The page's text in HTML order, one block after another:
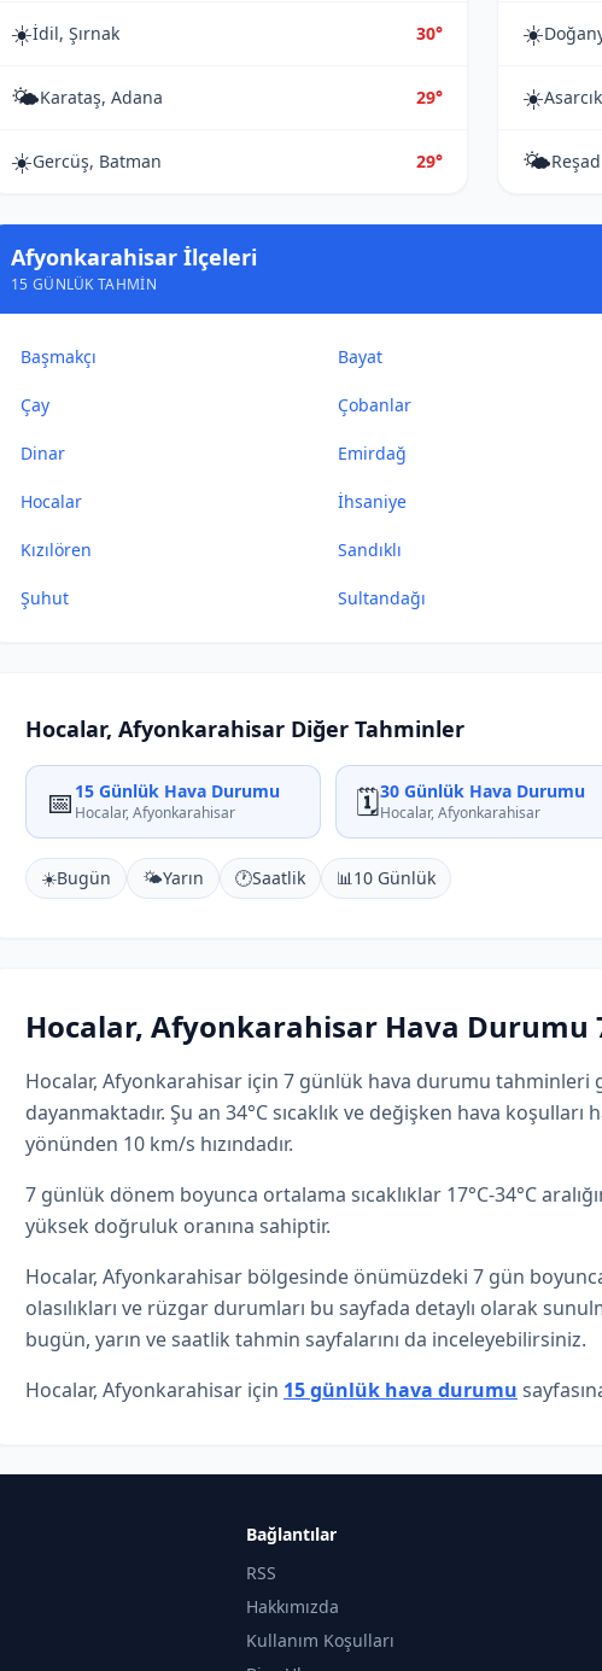
☀️İdil, Şırnak 30°
🌤️Karataş, Adana 29°
☀️Gercüş, Batman 29°
☀️
☀️
🌤️
Afyonkarahisar İlçeleri
15 GÜNLÜK TAHMIN
Başmakçı Bayat
Çay Çobanlar
Dinar Emirdağ
Hocalar İhsaniye
Kızılören Sandıklı
Şuhut Sultandağı
Hocalar, Afyonkarahisar Diğer Tahminler
📅 15 Günlük Hava Durumu
Hocalar, Afyonkarahisar 🗓️30 Günlük Hava Durumu
Hocalar, Afyonkarahisar
☀️Bugün 🌤️Yarın 🕐Saatlik 📊10 Günlük
Hocalar, Afyonkarahisar Hava Durumu
Hocalar, Afyonkarahisar için 7 günlük hava durumu
dayanmaktadır. Şu an 34°C sıcaklık ve değişken hava
yönünden 10 km/s hızındadır.
7 günlük dönem boyunca ortalama sıcaklıklar 17°C-34°C
yüksek doğruluk oranına sahiptir.
Hocalar, Afyonkarahisar bölgesinde önümüzdeki 7 gün
olasılıkları ve rüzgar durumları bu sayfada detaylı olarak
bugün, yarın ve saatlik tahmin sayfalarını da inceleyebilirsiniz.
Hocalar, Afyonkarahisar için 15 günlük hava durumu
Bağlantılar
RSS
Hakkımızda
Kullanım Koşulları